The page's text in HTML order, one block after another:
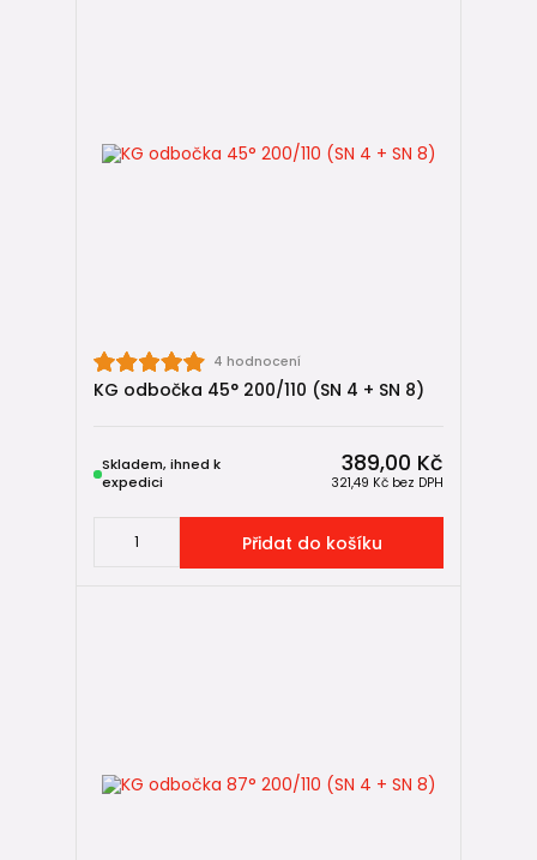
4 hodnocení
KG odbočka 45° 200/110 (SN 4 + SN 8)
389,00 Kč
321,49 Kč bez DPH
Skladem, ihned k
expedici
Přidat do košíku